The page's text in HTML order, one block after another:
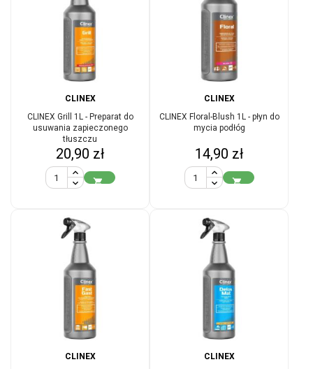
CLINEX
CLINEX Grill 1L - Preparat do
usuwania zapieczonego
tłuszczu
Cena
20,90 zł

CLINEX
CLINEX Floral-Blush 1L - płyn do
mycia podłóg
Cena
14,90 zł

CLINEX
CLINEX